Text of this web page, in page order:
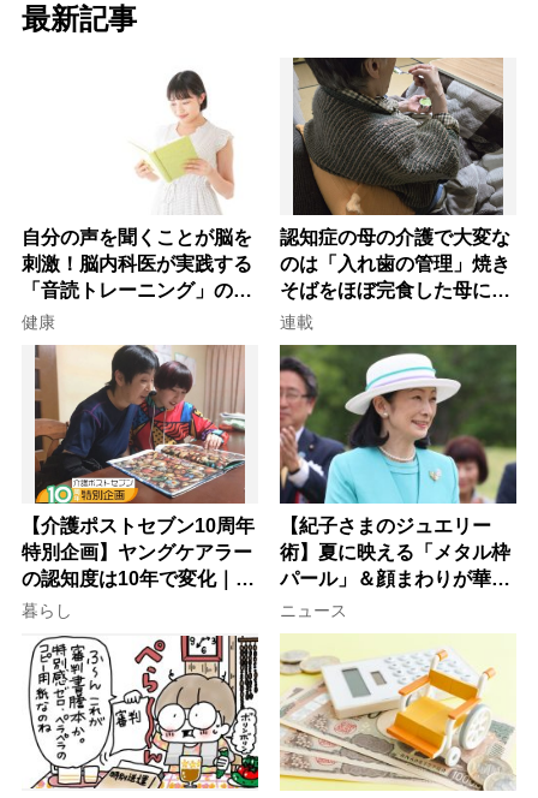
最新記事
自分の声を聞くことが脳を
刺激！脳内科医が実践する
「音読トレーニング」の極
意
健康
認知症の母の介護で大変な
のは「入れ歯の管理」焼き
そばをほぼ完食した母に息
子が血の気が引いた理由
連載
【介護ポストセブン10周年
特別企画】ヤングケアラー
の認知度は10年で変化｜流
行語大賞にノミネート、法
律にも明記されたが果たし
て現在は？
暮らし
【紀子さまのジュエリー
術】夏に映える「メタル枠
パール」＆顔まわりが華や
ぐ「揺れる一粒」の使い分
け方
ニュース